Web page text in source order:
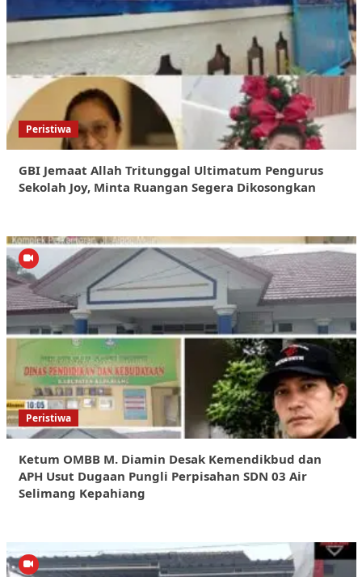
Peristiwa
GBI Jemaat Allah Tritunggal Ultimatum Pengurus
Sekolah Joy, Minta Ruangan Segera Dikosongkan
Peristiwa
Ketum OMBB M. Diamin Desak Kemendikbud dan
APH Usut Dugaan Pungli Perpisahan SDN 03 Air
Selimang Kepahiang